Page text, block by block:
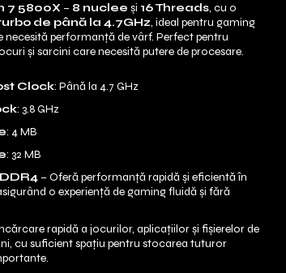
7 5800X – 8 nuclee și 16 Threads, cu o
de până la 4.7GHz, ideal pentru gaming
necesită performanță de vârf. Perfect pentru
și sarcini care necesită putere de procesare.
Clock: Până la 4.7 GHz
: 3.8 GHz
: 4 MB
: 32 MB
– Oferă performanță rapidă și eficientă în
o experiență de gaming fluidă și fără
rapidă a jocurilor, aplicațiilor și fișierelor de
cu suficient spațiu pentru stocarea tuturor